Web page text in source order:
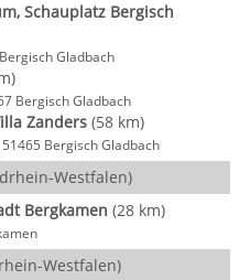
Schauplatz Bergisch
Gladbach
Bergisch Gladbach
Zanders(58 km)
Bergisch Gladbach
Westfalen)
Bergkamen (28 km)
Westfalen)